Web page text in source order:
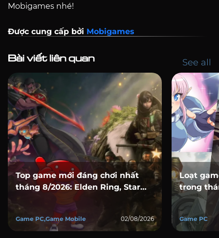
Mobigames nhé!
Được cung cấp bởi Mobigames
Bài viết liên quan See all
Top game mới đáng chơi nhất
tháng 8/2026: Elden Ring, Star
Wars, Marvel, Mafia và loạt bom
tấn đổ bộ
Game PC,Game Mobile 02/08/2026
Loạt
trong
Creed
sàng đổ
Game PC